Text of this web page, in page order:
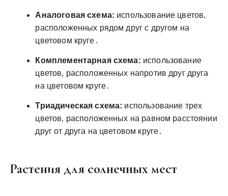
Аналоговая схема: использование цветов‚
расположенных рядом друг с другом на
цветовом круге․
Комплементарная схема: использование
цветов‚ расположенных напротив друг друга
на цветовом круге․
Триадическая схема: использование трех
цветов‚ расположенных на равном расстоянии
друг от друга на цветовом круге․
Растения для солнечных мест